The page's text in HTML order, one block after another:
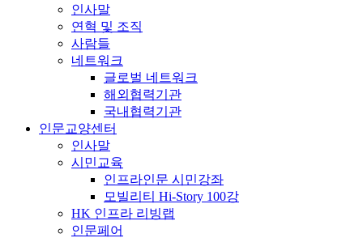
인사말
연혁 및 조직
사람들
네트워크
글로벌 네트워크
해외협력기관
국내협력기관
인문교양센터
인사말
시민교육
인프라인문 시민강좌
모빌리티 Hi-Story 100강
HK 인프라 리빙랩
인문페어